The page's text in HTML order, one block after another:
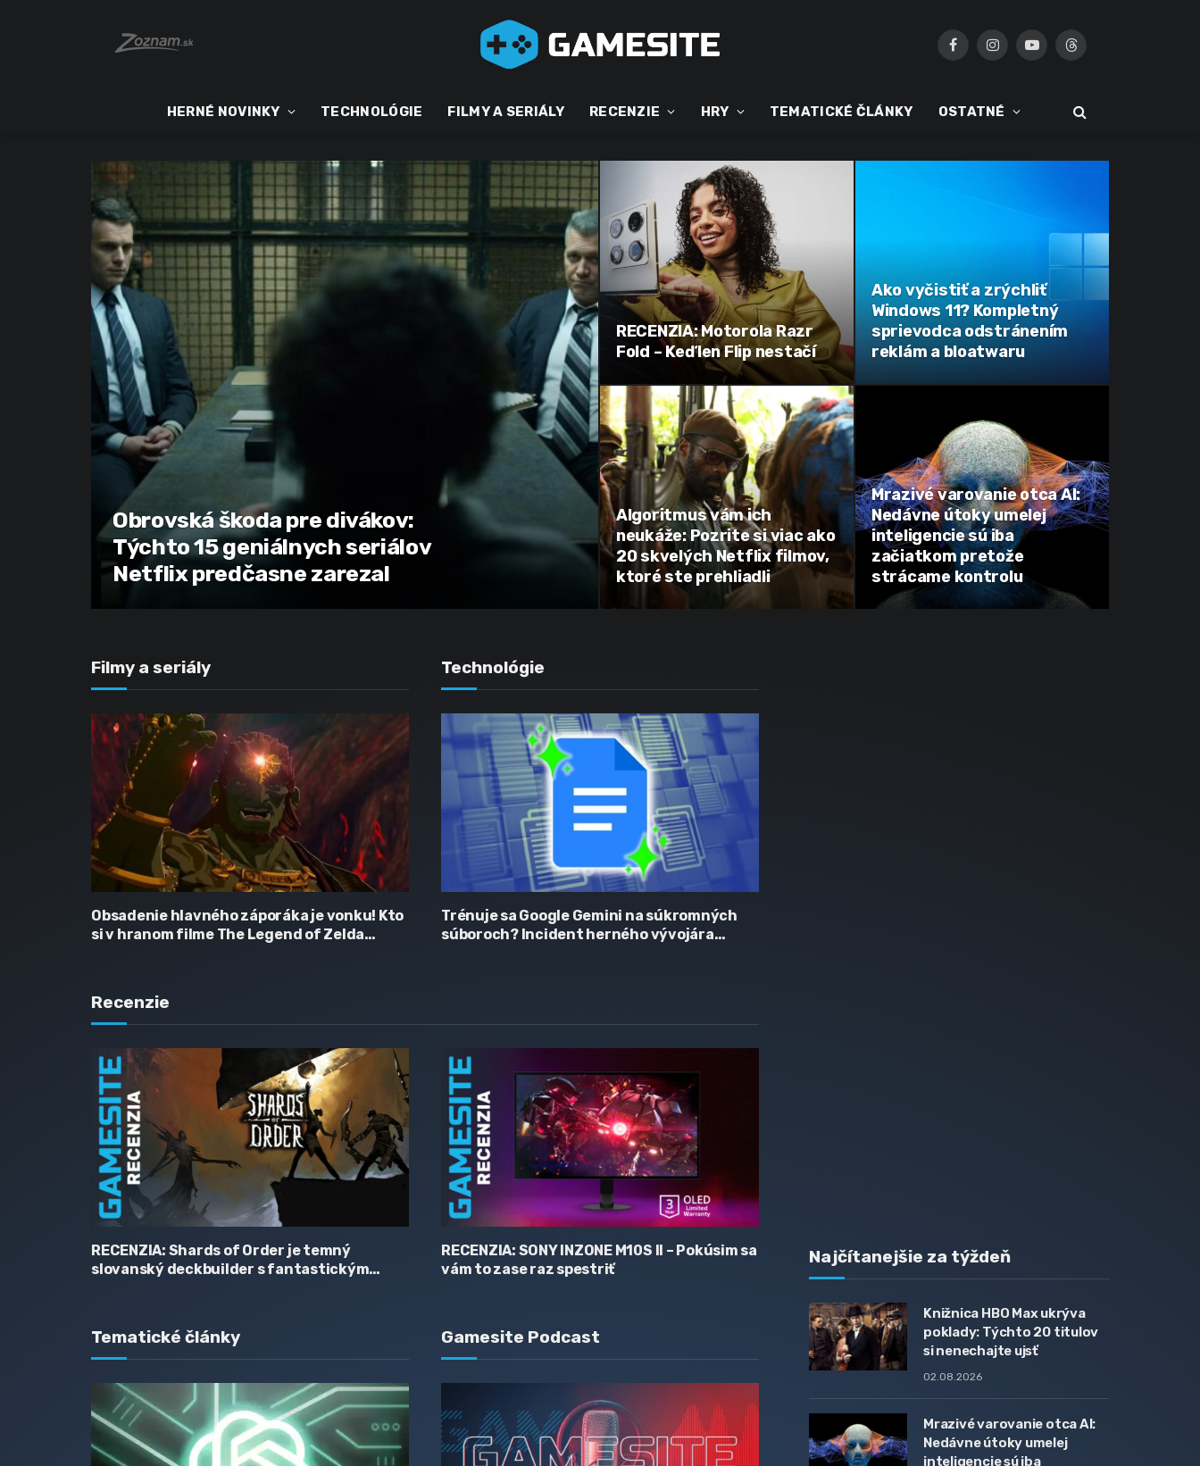
FacebookInstagramYouTubeThreads
HERNÉ NOVINKY TECHNOLÓGIE FILMY A SERIÁLY RECENZIE HRY TEMATICKÉ ČLÁNKY OSTATNÉ
Obrovská škoda pre divákov:
Týchto 15 geniálnych seriálov
Netflix predčasne zarezal
RECENZIA: Motorola Razr
Fold – Keď len Flip nestačí
Algoritmus vám ich
neukáže: Pozrite si viac ako
20 skvelých Netflix filmov,
ktoré ste prehliadli
Ako vyčistiť a zrýchliť
Windows 11? Kompletný
sprievodca odstránením
reklám a bloatwaru
Mrazivé varovanie otca AI:
Nedávne útoky umelej
inteligencie sú iba
začiatkom pretože
strácame kontrolu
Filmy a seriály
Obsadenie hlavného záporáka je vonku! Kto
si v hranom filme The Legend of Zelda
Technológie
Trénuje sa Google Gemini na súkromných
súboroch? Incident herného vývojára
Recenzie
RECENZIA: Shards of Order je temný
slovanský deckbuilder s fantastickým
RECENZIA: SONY INZONE M10S II – Pokúsim sa
vám to zase raz spestriť
Tematické články Gamesite Podcast
Najčítanejšie za týždeň
Knižnica HBO Max ukrýva
poklady: Týchto 20 titulov
si nenechajte ujsť
02.08.2026
Mrazivé varovanie otca AI:
Nedávne útoky umelej
inteligencie sú iba